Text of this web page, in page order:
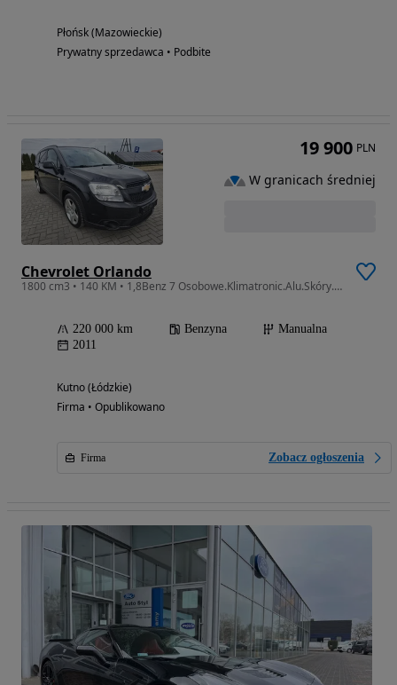
Płońsk (Mazowieckie)
Prywatny sprzedawca • Podbite
Chevrolet Orlando
1800 cm3 • 140 KM • 1,8Benz 7 Osobowe.Klimatronic.Alu.Skóry.Alu.kredyt.OKAZJA
220 000 km Benzyna
Manualna
2011
Kutno (Łódzkie)
Firma • Opublikowano
Firma Zobacz ogłoszenia
19 900 PLN
W granicach średniej